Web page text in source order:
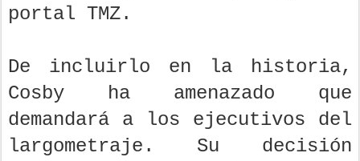
portal TMZ.
De incluirlo en la historia,
Cosby ha amenazado que
demandará a los ejecutivos del
largometraje. Su decisión